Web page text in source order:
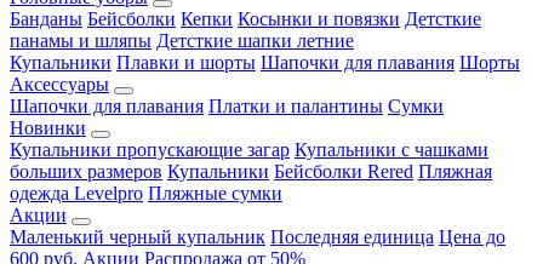
Банданы Бейсболки Кепки Косынки и повязки Детсткие
панамы и шляпы Детсткие шапки летние
Купальники Плавки и шорты Шапочки для плавания Шорты
Аксессуары
Шапочки для плавания Платки и палантины Сумки
Новинки
Купальники пропускающие загар Купальники с чашками
больших размеров Купальники Бейсболки Rered Пляжная
одежда Levelpro Пляжные сумки
Акции
Маленький черный купальник Последняя единица Цена до
600 руб. Акции Распродажа от 50%